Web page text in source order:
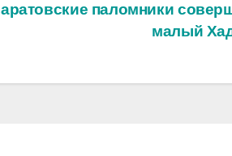
паломники
малый